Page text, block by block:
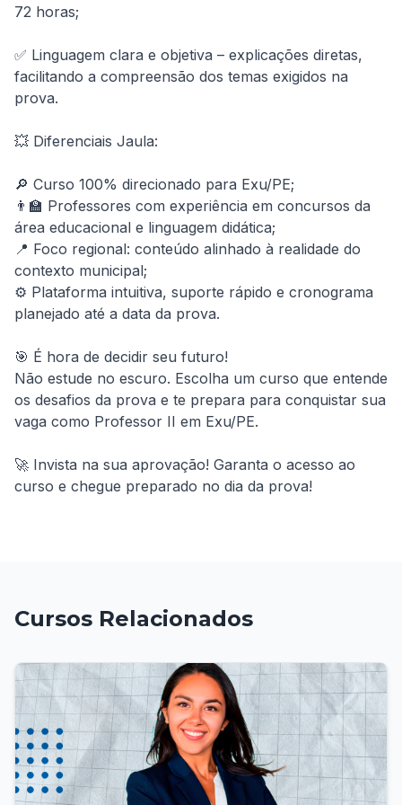
72 horas;
✅ Linguagem clara e objetiva – explicações diretas,
facilitando a compreensão dos temas exigidos na
prova.
💥 Diferenciais Jaula:
🔎 Curso 100% direcionado para Exu/PE;
👨‍🏫 Professores com experiência em concursos da
área educacional e linguagem didática;
📍 Foco regional: conteúdo alinhado à realidade do
contexto municipal;
⚙️ Plataforma intuitiva, suporte rápido e cronograma
planejado até a data da prova.
🎯 É hora de decidir seu futuro!
Não estude no escuro. Escolha um curso que entende
os desafios da prova e te prepara para conquistar sua
vaga como Professor II em Exu/PE.
🚀 Invista na sua aprovação! Garanta o acesso ao
curso e chegue preparado no dia da prova!
Cursos Relacionados